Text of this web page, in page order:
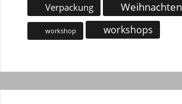
Verpackung Weihnachten
workshop workshops